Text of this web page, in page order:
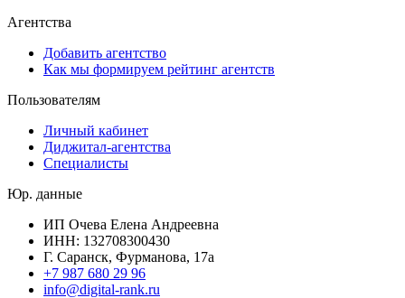
Агентства
Добавить агентство
Как мы формируем рейтинг агентств
Пользователям
Личный кабинет
Диджитал-агентства
Специалисты
Юр. данные
ИП Очева Елена Андреевна
ИНН: 132708300430
Г. Саранск, Фурманова, 17а
+7 987 680 29 96
info@digital-rank.ru